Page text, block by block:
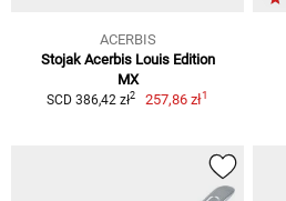
ACERBIS
Stojak Acerbis Louis Edition
MX
SCD 386,42 zł2 257,86 zł1